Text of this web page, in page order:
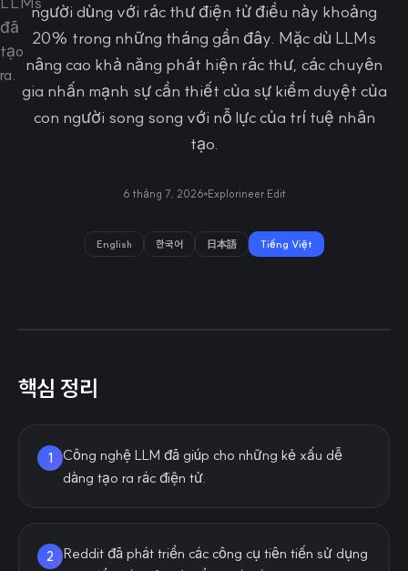
người dùng với rác thư điện tử điều này khoảng
20% trong những tháng gần đây. Mặc dù LLMs
nâng cao khả năng phát hiện rác thư, các chuyên
gia nhấn mạnh sự cần thiết của sự kiểm duyệt của
con người song song với nỗ lực của trí tuệ nhân
tạo.
6 tháng 7, 2026 Explorineer Edit
English 한국어 日本語 Tiếng Việt
핵심 정리
1
Công nghệ LLM đã giúp cho những kẻ xấu dễ
dàng tạo ra rác điện tử.
2
Reddit đã phát triển các công cụ tiên tiến sử dụng